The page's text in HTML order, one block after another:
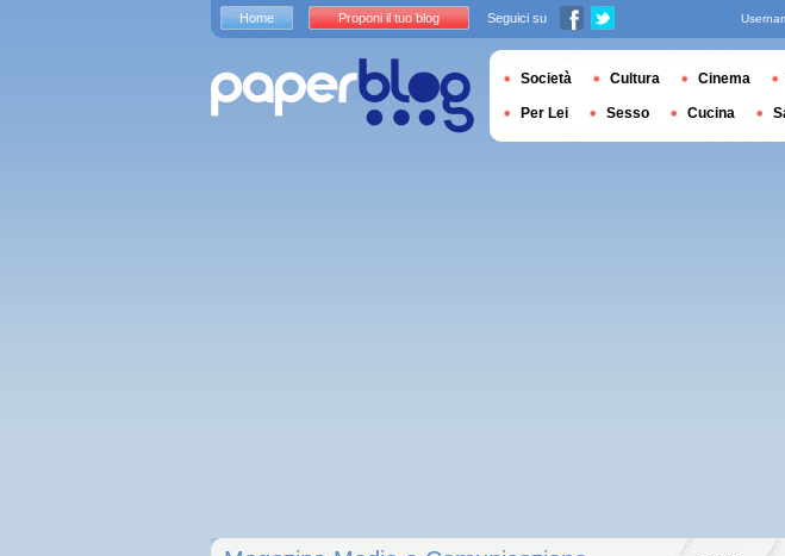
Home Proponi il tuo blog Seguici su
Società Cultura Cinema
Per Lei Sesso Cucina